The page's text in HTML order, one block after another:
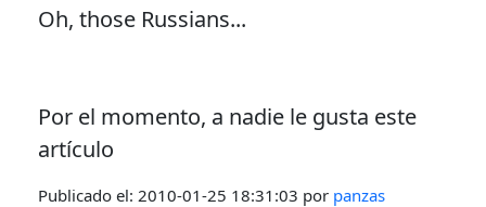
Oh, those Russians...
Por el momento, a nadie le gusta este
artículo
Publicado el: 2010-01-25 18:31:03 por panzas